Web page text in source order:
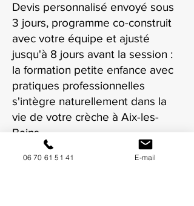
Devis personnalisé envoyé sous
3 jours, programme co-construit
avec votre équipe et ajusté
jusqu'à 8 jours avant la session :
la formation petite enfance avec
pratiques professionnelles
s'intègre naturellement dans la
vie de votre crèche à Aix-les-
Bains.
06 70 61 51 41 E-mail